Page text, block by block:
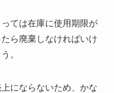
ては在庫に使用期限が
ら廃棄しなければいけ
。
にならないため、かな